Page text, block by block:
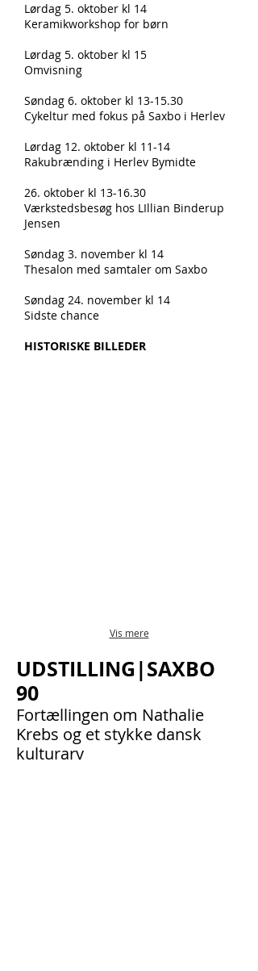
Lørdag 5. oktober kl 14
Keramikworkshop for børn
Lørdag 5. oktober kl 15
Omvisning
Søndag 6. oktober kl 13-15.30
Cykeltur med fokus på Saxbo i Herlev
Lørdag 12. oktober kl 11-14
Rakubrænding i Herlev Bymidte
26. oktober kl 13-16.30
Værkstedsbesøg hos LIllian Binderup
Jensen
Søndag 3. november kl 14
Thesalon med samtaler om Saxbo
Søndag 24. november kl 14
Sidste chance
HISTORISKE BILLEDER
Vis mere
UDSTILLING|SAXBO
90
Fortællingen om Nathalie
Krebs og et stykke dansk
kulturarv